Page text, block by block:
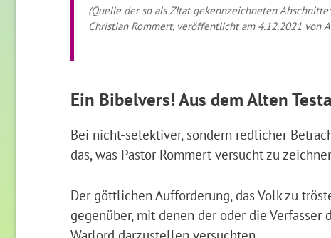
(Quelle der so als ZItat gekennzeichneten
Christian Rommert, veröffentlicht am 4.12.2021 von
Ein Bibelvers! Aus dem Alten
Bei nicht-selektiver, sondern redlicher
das, was Pastor Rommert versucht zu
Der göttlichen Aufforderung, das Volk zu
gegenüber, mit denen der oder die